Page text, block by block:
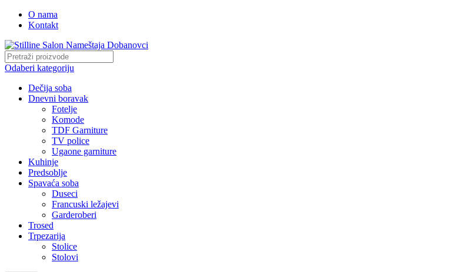
O nama
Kontakt
Odaberi kategoriju
Dečija soba
Dnevni boravak
Fotelje
Komode
TDF Garniture
TV police
Ugaone garniture
Kuhinje
Predsoblje
Spavaća soba
Duseci
Francuski ležajevi
Garderoberi
Trosed
Trpezarija
Stolice
Stolovi